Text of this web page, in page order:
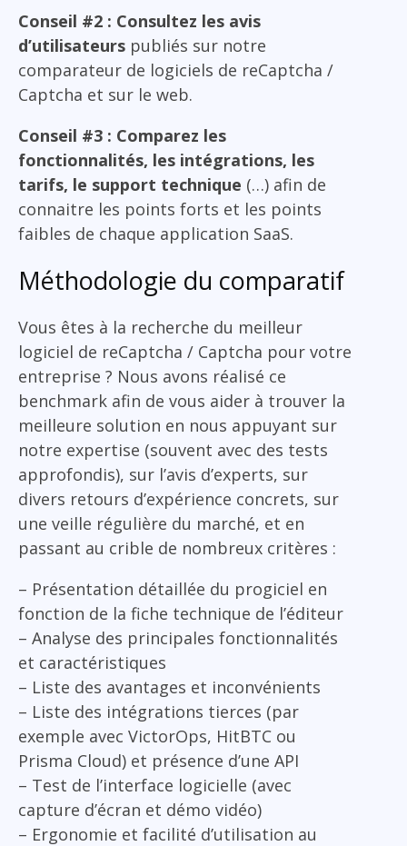
Conseil #2 : Consultez les avis
d’utilisateurs publiés sur notre
comparateur de logiciels de reCaptcha /
Captcha et sur le web.
Conseil #3 : Comparez les
fonctionnalités, les intégrations, les
tarifs, le support technique (…) afin de
connaitre les points forts et les points
faibles de chaque application SaaS.
Méthodologie du comparatif
Vous êtes à la recherche du meilleur
logiciel de reCaptcha / Captcha pour votre
entreprise ? Nous avons réalisé ce
benchmark afin de vous aider à trouver la
meilleure solution en nous appuyant sur
notre expertise (souvent avec des tests
approfondis), sur l’avis d’experts, sur
divers retours d’expérience concrets, sur
une veille régulière du marché, et en
passant au crible de nombreux critères :
– Présentation détaillée du progiciel en
fonction de la fiche technique de l’éditeur
– Analyse des principales fonctionnalités
et caractéristiques
– Liste des avantages et inconvénients
– Liste des intégrations tierces (par
exemple avec VictorOps, HitBTC ou
Prisma Cloud) et présence d’une API
– Test de l’interface logicielle (avec
capture d’écran et démo vidéo)
– Ergonomie et facilité d’utilisation au